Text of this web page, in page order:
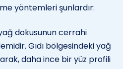
yöntemleri şunlardır:
dokusunun cerrahi
Gıdı bölgesindeki yağ
daha ince bir yüz profili